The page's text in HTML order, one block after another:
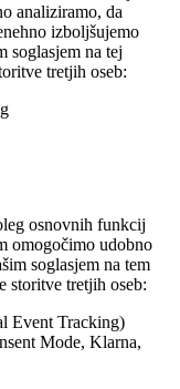
analiziramo, da
izboljšujemo
soglasjem na tej
tretjih oseb:
osnovnih funkcij
omogočimo udobno
soglasjem na tem
storitve tretjih oseb:
Event Tracking)
Mode, Klarna,